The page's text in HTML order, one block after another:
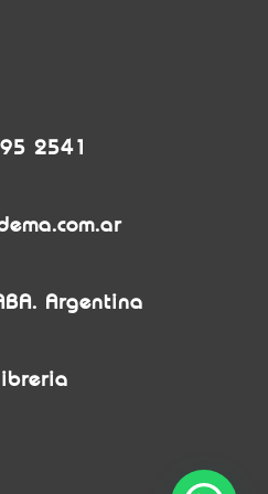
2541
Argentina